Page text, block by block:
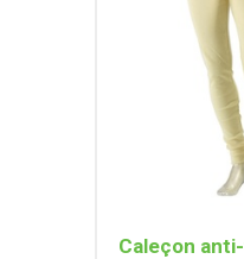
Caleçon